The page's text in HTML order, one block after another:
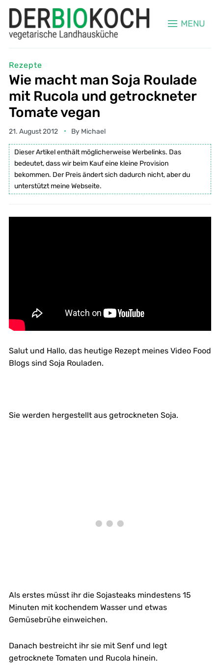
MENU
Rezepte
Wie macht man Soja Roulade
mit Rucola und getrockneter
Tomate vegan
21. August 2012 By Michael
Dieser Artikel enthält möglicherweise Werbelinks. Das
bedeutet, dass wir beim Kauf eine kleine Provision
bekommen. Der Preis ändert sich dadurch nicht, aber du
unterstützt meine Webseite.
Salut und Hallo, das heutige Rezept meines Video Food
Blogs sind Soja Rouladen.
Sie werden hergestellt aus getrockneten Soja.
Als erstes müsst ihr die Sojasteaks mindestens 15
Minuten mit kochendem Wasser und etwas
Gemüsebrühe einweichen.
Danach bestreicht ihr sie mit Senf und legt
getrocknete Tomaten und Rucola hinein.